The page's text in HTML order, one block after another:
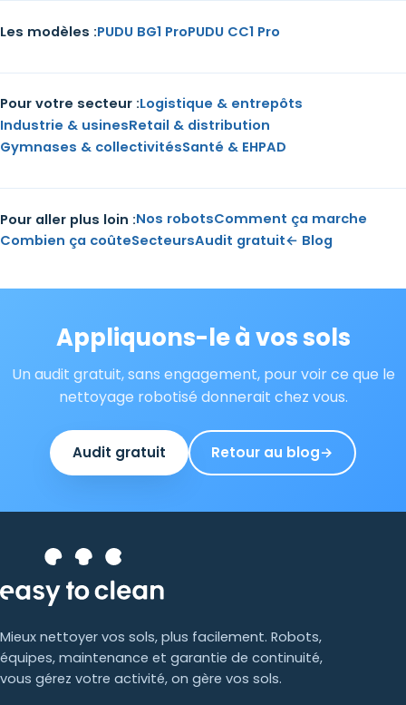
Les modèles :PUDU BG1 ProPUDU CC1 Pro
Pour votre secteur :Logistique & entrepôts
Industrie & usinesRetail & distribution
Gymnases & collectivitésSanté & EHPAD
Pour aller plus loin :Nos robotsComment ça marche
Combien ça coûteSecteursAudit gratuit← Blog
Appliquons-le à vos sols
Un audit gratuit, sans engagement, pour voir ce que le
nettoyage robotisé donnerait chez vous.
Audit gratuit Retour au blog→
Mieux nettoyer vos sols, plus facilement. Robots,
équipes, maintenance et garantie de continuité,
vous gérez votre activité, on gère vos sols.